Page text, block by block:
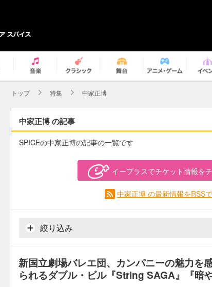
トップ 特集 中家正博
中家正博 の記事
SPICEの中家正博の記事の一覧です
イープラスでチケット情報を
中家正博 の最新情報をRSS
絞り込み
新国立劇場バレエ団、カンパニーの魅力を
られるダブル・ビル『String SAGA』『暗